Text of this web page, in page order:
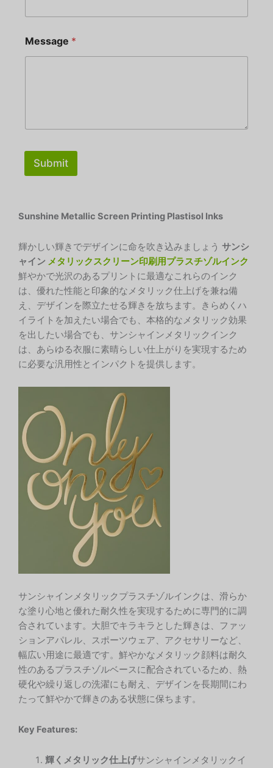
Message *
Submit
Sunshine Metallic Screen Printing Plastisol Inks
輝かしい輝きでデザインに命を吹き込みましょう サンシ
ャイン メタリックスクリーン印刷用プラスチゾルインク
鮮やかで光沢のあるプリントに最適なこれらのインク
は、優れた性能と印象的なメタリック仕上げを兼ね備
え、デザインを際立たせる輝きを放ちます。きらめくハ
イライトを加えたい場合でも、本格的なメタリック効果
を出したい場合でも、サンシャインメタリックインク
は、あらゆる衣服に素晴らしい仕上がりを実現するため
に必要な汎用性とインパクトを提供します。
サンシャインメタリックプラスチゾルインクは、滑らか
な塗り心地と優れた耐久性を実現するために専門的に調
合されています。大胆でキラキラとした輝きは、ファッ
ションアパレル、スポーツウェア、アクセサリーなど、
幅広い用途に最適です。鮮やかなメタリック顔料は耐久
性のあるプラスチゾルベースに配合されているため、熱
硬化や繰り返しの洗濯にも耐え、デザインを長期間にわ
たって鮮やかで輝きのある状態に保ちます。
Key Features:
輝くメタリック仕上げサンシャインメタリックイ